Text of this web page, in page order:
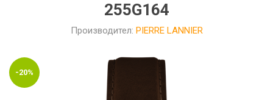
255G164
Производител: PIERRE LANNIER
-20%